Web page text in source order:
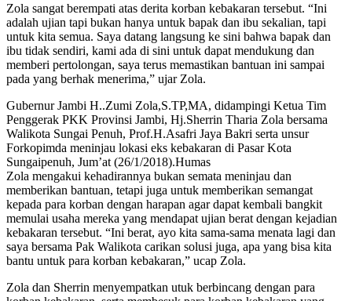
Zola sangat berempati atas derita korban kebakaran tersebut. “Ini
adalah ujian tapi bukan hanya untuk bapak dan ibu sekalian, tapi
untuk kita semua. Saya datang langsung ke sini bahwa bapak dan
ibu tidak sendiri, kami ada di sini untuk dapat mendukung dan
memberi pertolongan, saya terus memastikan bantuan ini sampai
pada yang berhak menerima,” ujar Zola.
Gubernur Jambi H..Zumi Zola,S.TP,MA, didampingi Ketua Tim
Penggerak PKK Provinsi Jambi, Hj.Sherrin Tharia Zola bersama
Walikota Sungai Penuh, Prof.H.Asafri Jaya Bakri serta unsur
Forkopimda meninjau lokasi eks kebakaran di Pasar Kota
Sungaipenuh, Jum’at (26/1/2018).Humas
Zola mengakui kehadirannya bukan semata meninjau dan
memberikan bantuan, tetapi juga untuk memberikan semangat
kepada para korban dengan harapan agar dapat kembali bangkit
memulai usaha mereka yang mendapat ujian berat dengan kejadian
kebakaran tersebut. “Ini berat, ayo kita sama-sama menata lagi dan
saya bersama Pak Walikota carikan solusi juga, apa yang bisa kita
bantu untuk para korban kebakaran,” ucap Zola.
Zola dan Sherrin menyempatkan utuk berbincang dengan para